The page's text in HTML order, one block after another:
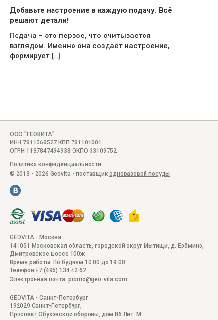
Добавьте настроение в каждую подачу. Всё
решают детали!
Подача – это первое, что считывается
взглядом. Именно она создаёт настроение,
формирует […]
ООО "ГЕОВИТА"
ИНН 7811568527 КПП 781101001
ОГРН 1137847494938 ОКПО 33109752
Политика конфиденциальности
© 2013 - 2026 Geovita - поставщик одноразовой посуды
GEOVITA - Москва
141051
Московская область, городской округ Мытищи, д. Ерёмино,
Дмитровское шоссе 100ж
Время работы: По будням 10:00 до 19:00
Телефон:+7 (495) 134 42 62
Электронная почта: promo@geo-vita.com
GEOVITA - Санкт-Петербург
192029 Санкт-Петербург,
Проспект Обуховской обороны, дом 86 Лит. М